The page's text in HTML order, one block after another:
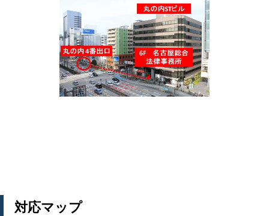
対応マップ